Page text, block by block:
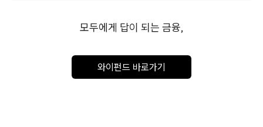
모두에게 답이 되는 금융,
와이펀드 바로가기